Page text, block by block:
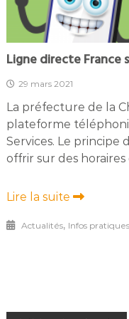
Ligne directe France
29 mars 2021
La préfecture de la
plateforme
Services. Le principe
offrir sur des horaires
Lire la suite
Actualités, Infos pratiques